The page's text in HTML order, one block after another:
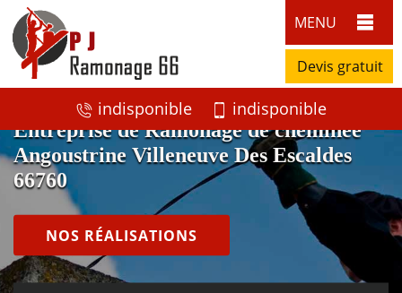
MENU
Devis gratuit
indisponible indisponible
Entreprise de Ramonage de cheminée
Angoustrine Villeneuve Des Escaldes
66760
NOS RÉALISATIONS